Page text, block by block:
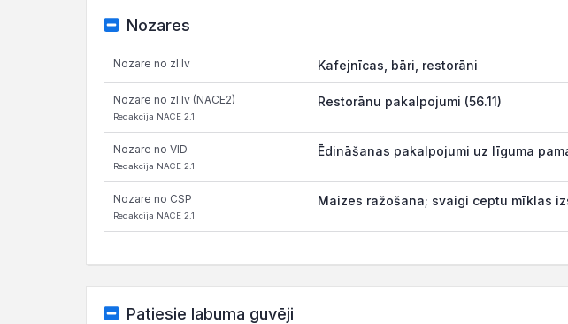
Nozares
Nozare no zl.lv Kafejnīcas, bāri, restorāni
Nozare no zl.lv (NACE2)
Redakcija NACE 2.1
Restorānu pakalpojumi (56.11)
Nozare no VID
Redakcija NACE 2.1
Ēdināšanas pakalpojumi uz līguma
Nozare no CSP
Redakcija NACE 2.1
Maizes ražošana; svaigi ceptu mīklas
Patiesie labuma guvēji